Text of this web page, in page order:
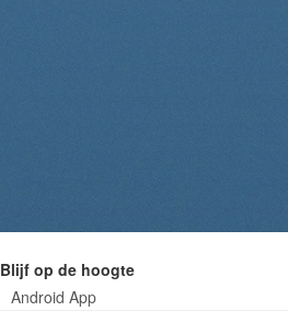
Blijf op de hoogte
Android App